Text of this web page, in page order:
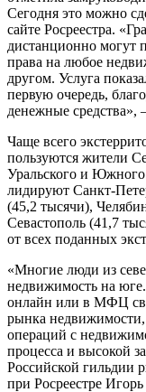
Сегодня это можно
сайте Росреестра.
дистанционно могут
права на любое
другом. Услуга
первую очередь,
денежные
Чаще всего
пользуются жители
Уральского и
лидируют Санкт-
(45,2 тысячи),
Севастополь (41,7
от всех поданных
«Многие люди из
недвижимость на
онлайн или в МФЦ
рынка
операций с
процесса и высокой
Российской гильдии
при Росреестре